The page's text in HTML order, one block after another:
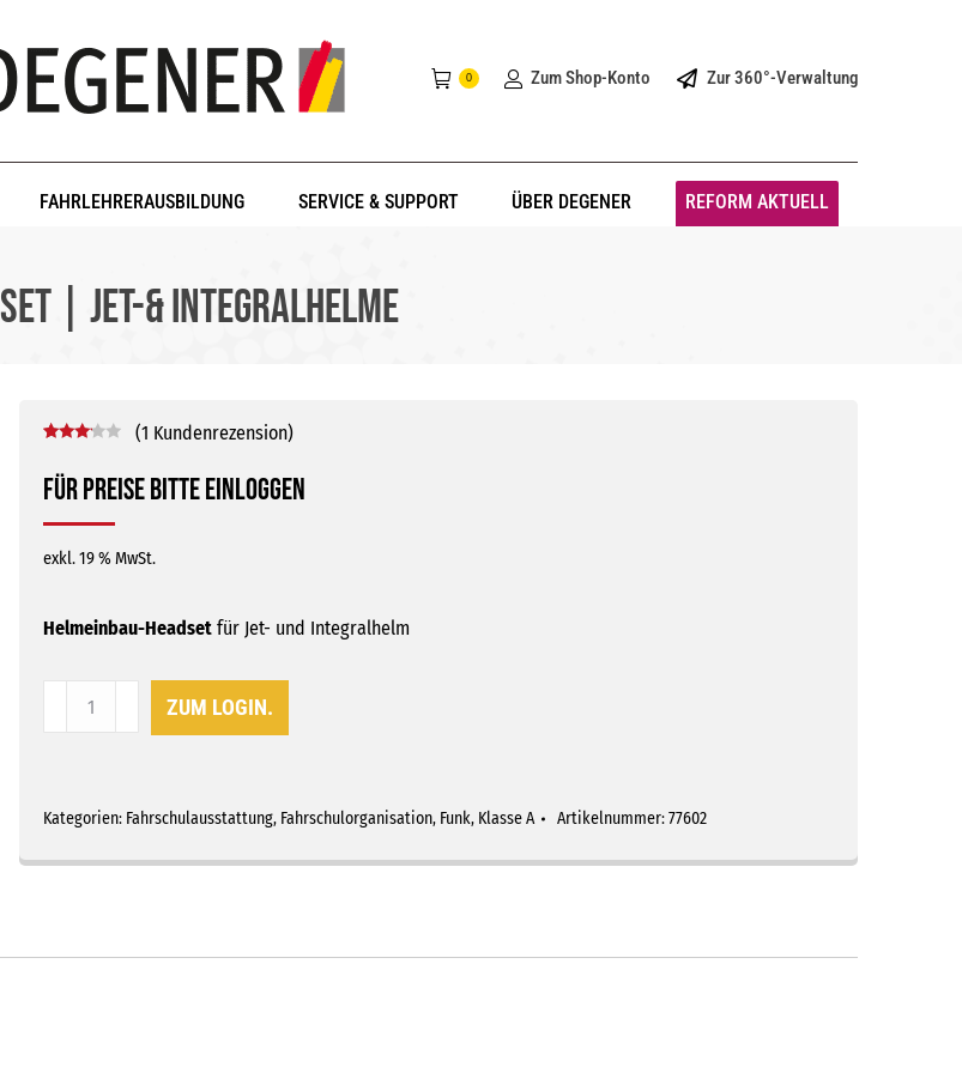
0 Zum Shop-Konto Zur 360°-Verwaltung
FAHRLEHRERAUSBILDUNG SERVICE & SUPPORT ÜBER DEGENER REFORM AKTUELL
Set | Jet-& Integralhelme
Für Preise bitte einloggen
mit
3.00
basierend
Kundenbewertung
(1 Kundenrezension)
exkl. 19 % MwSt.
Helmeinbau-Headsetfür Jet- und Integralhelm
Set
ZUM LOGIN.
Kategorien: Fahrschulausstattung, Fahrschulorganisation, Funk, Klasse A Artikelnummer:77602